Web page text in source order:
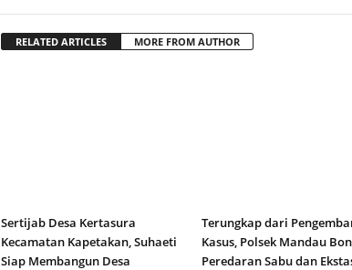
RELATED ARTICLES MORE FROM AUTHOR
Sertijab Desa Kertasura
Kecamatan Kapetakan, Suhaeti
Siap Membangun Desa
Terungkap dari
Kasus, Polsek Mandau
Peredaran Sabu dan